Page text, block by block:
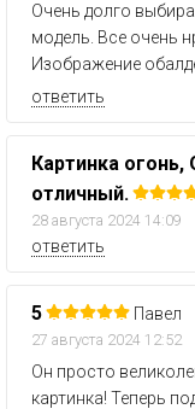
Очень долго
модель. Все очень
Изображение
ответить
Картинка
отличный.
28 августа 2024 14:09
ответить
5 Павел
27 августа 2024 12:52
Он просто
картинка! Теперь